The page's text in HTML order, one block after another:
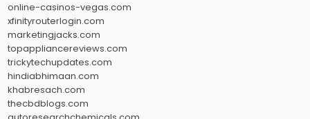
online-casinos-vegas.com
xfinityrouterlogin.com
marketingjacks.com
topappliancereviews.com
trickytechupdates.com
hindiabhimaan.com
khabresach.com
thecbdblogs.com